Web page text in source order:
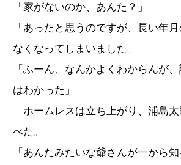
「家がないのか、あんた？」
「あったと思うのですが、長い年
なくなってしまいました」
「ふーん、なんかよくわからんが
はわかった」
ホームレスは立ち上がり、浦島太
べた。
「あんたみたいな爺さんが一から